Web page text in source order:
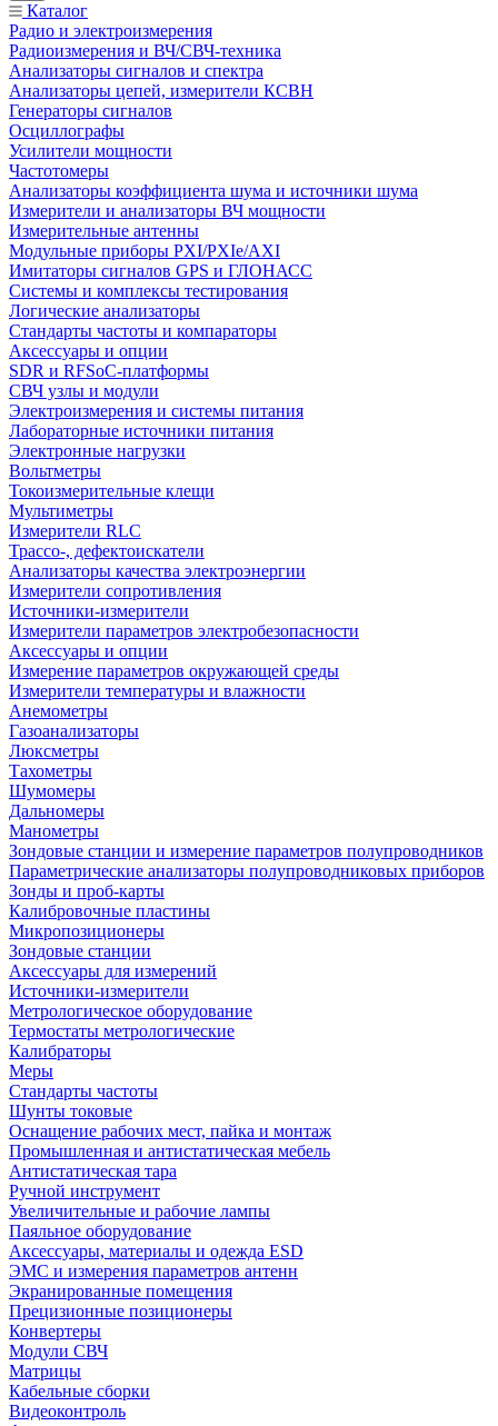
Каталог
Радио и электроизмерения
Радиоизмерения и ВЧ/СВЧ-техника
Анализаторы сигналов и спектра
Анализаторы цепей, измерители КСВН
Генераторы сигналов
Осциллографы
Усилители мощности
Частотомеры
Анализаторы коэффициента шума и источники шума
Измерители и анализаторы ВЧ мощности
Измерительные антенны
Модульные приборы PXI/PXIe/AXI
Имитаторы сигналов GPS и ГЛОНАСС
Системы и комплексы тестирования
Логические анализаторы
Стандарты частоты и компараторы
Аксессуары и опции
SDR и RFSoC‑платформы
СВЧ узлы и модули
Электроизмерения и системы питания
Лабораторные источники питания
Электронные нагрузки
Вольтметры
Токоизмерительные клещи
Мультиметры
Измерители RLC
Трассо-, дефектоискатели
Анализаторы качества электроэнергии
Измерители сопротивления
Источники-измерители
Измерители параметров электробезопасности
Аксессуары и опции
Измерение параметров окружающей среды
Измерители температуры и влажности
Анемометры
Газоанализаторы
Люксметры
Тахометры
Шумомеры
Дальномеры
Манометры
Зондовые станции и измерение параметров полупроводников
Параметрические анализаторы полупроводниковых приборов
Зонды и проб-карты
Калибровочные пластины
Микропозиционеры
Зондовые станции
Аксессуары для измерений
Источники-измерители
Метрологическое оборудование
Термостаты метрологические
Калибраторы
Меры
Стандарты частоты
Шунты токовые
Оснащение рабочих мест, пайка и монтаж
Промышленная и антистатическая мебель
Антистатическая тара
Ручной инструмент
Увеличительные и рабочие лампы
Паяльное оборудование
Аксессуары, материалы и одежда ESD
ЭМС и измерения параметров антенн
Экранированные помещения
Прецизионные позиционеры
Конвертеры
Модули СВЧ
Матрицы
Кабельные сборки
Видеоконтроль